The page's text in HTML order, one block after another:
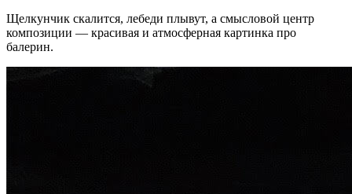
Щелкунчик скалится, лебеди плывут, а смысловой центр
композиции — красивая и атмосферная картинка про
балерин.